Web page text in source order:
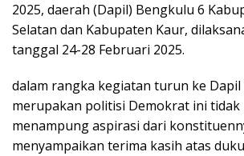
2025, daerah (Dapil) Bengkulu 6
Selatan dan Kabupaten Kaur,
tanggal 24-28 Februari 2025.
dalam rangka kegiatan turun ke
merupakan politisi Demokrat ini tidak
menampung aspirasi dari
menyampaikan terima kasih atas